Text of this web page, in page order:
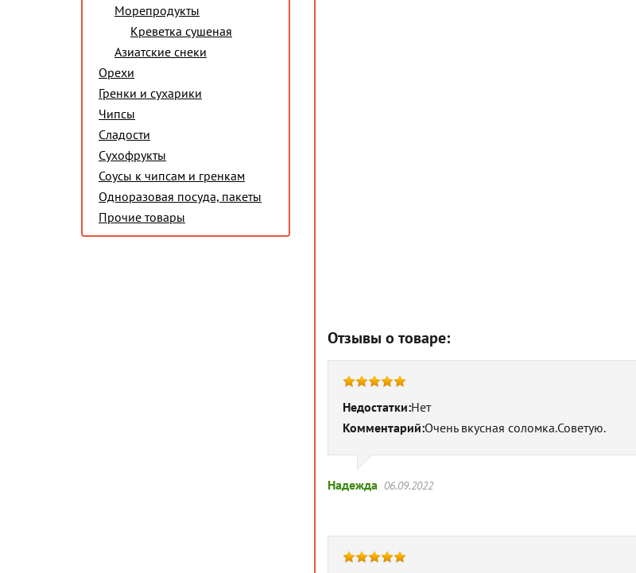
Морепродукты
Креветка сушеная
Азиатские снеки
Орехи
Гренки и сухарики
Чипсы
Сладости
Сухофрукты
Соусы к чипсам и гренкам
Одноразовая посуда, пакеты
Прочие товары
Отзывы о товаре:
Недостатки:Нет
Комментарий:Очень вкусная соломка.Советую.
Надежда 06.09.2022